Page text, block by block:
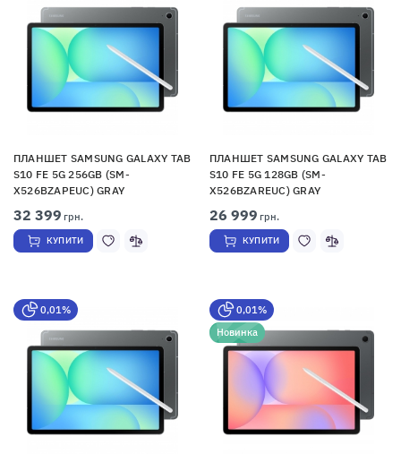
ПЛАНШЕТ SAMSUNG GALAXY TAB
S10 FE 5G 256GB (SM-
X526BZAPEUC) GRAY
32 399 грн.
КУПИТИ
ПЛАНШЕТ SAMSUNG GALAXY TAB
S10 FE 5G 128GB (SM-
X526BZAREUC) GRAY
26 999 грн.
КУПИТИ
0,01%
0,01%
Новинка